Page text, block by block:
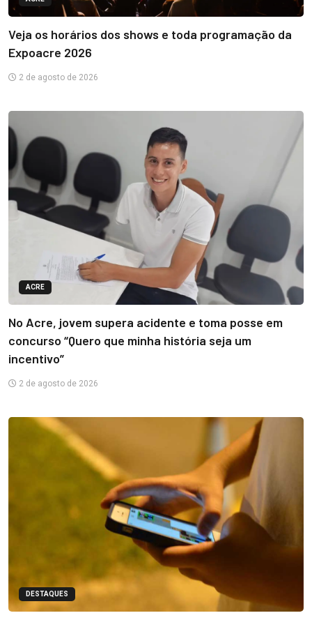
Veja os horários dos shows e toda programação da
Expoacre 2026
2 de agosto de 2026
ACRE
No Acre, jovem supera acidente e toma posse em
concurso “Quero que minha história seja um
incentivo”
2 de agosto de 2026
DESTAQUES